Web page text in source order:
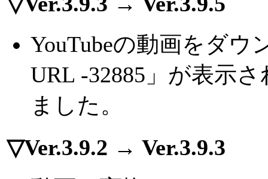
YouTubeの動画をダ
URL -32885」が表示
ました。
▽Ver.3.9.2 → Ver.3.9.3